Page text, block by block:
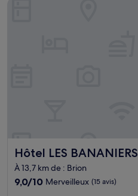
Hôtel LES BANANIERS
Hôtel LES BANANIERS
À 13,7 km de : Brion
9.0
9,0/10 Merveilleux (15 avis)